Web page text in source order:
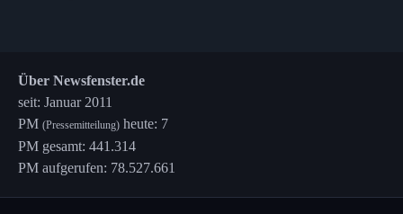
Über Newsfenster.de
seit: Januar 2011
PM (Pressemitteilung) heute: 7
PM gesamt: 441.314
PM aufgerufen: 78.527.661